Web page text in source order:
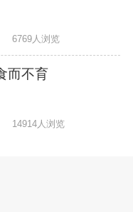
6769人浏览
而不育
14914人浏览